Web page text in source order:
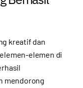
kreatif dan
elemen di
mendorong